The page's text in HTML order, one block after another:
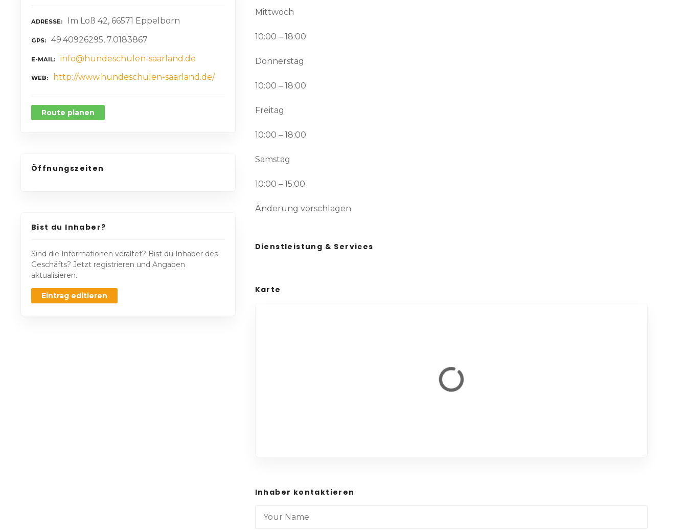
ADRESSE Im Loß 42, 66571 Eppelborn
GPS 49.40926295, 7.0183867
E-MAIL info@hundeschulen-saarland.de
WEB http://www.hundeschulen-saarland.de/
Route planen
Öffnungszeiten
Bist du Inhaber?
Sind die Informationen veraltet? Bist du Inhaber des
Geschäfts? Jetzt registrieren und Angaben
aktualisieren.
Eintrag editieren
Mittwoch
10:00 – 18:00
Donnerstag
10:00 – 18:00
Freitag
10:00 – 18:00
Samstag
10:00 – 15:00
Änderung vorschlagen
Dienstleistung & Services
Karte
Inhaber kontaktieren